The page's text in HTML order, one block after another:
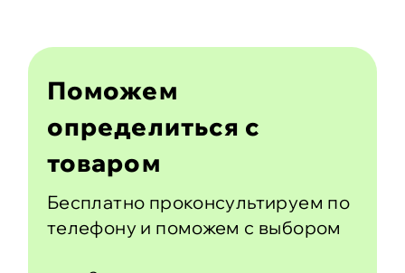
Поможем
определиться с
товаром
Бесплатно проконсультируем по
телефону и поможем с выбором